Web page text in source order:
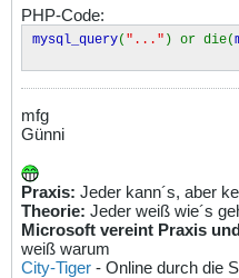
PHP-Code:
mysql_query( "..." ) or die(
mfg
Günni
Praxis: Jeder kann´s, aber
Theorie: Jeder weiß wie´s
Microsoft vereint Praxis
weiß warum
City-Tiger - Online durch die